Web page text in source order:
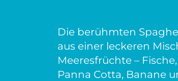
Die berühmten
aus einer leckeren
Meeresfrüchte –
Panna Cotta, Banane